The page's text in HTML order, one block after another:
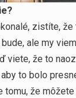
zistíte,
ale my
viete, že to
to bolo
že